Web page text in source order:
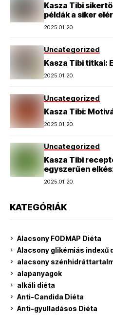
Kasza Tibi
példák a siker
2025.01.20.
Uncategorized
Kasza Tibi titkai:
2025.01.20.
Uncategorized
Kasza Tibi:
2025.01.20.
Uncategorized
Kasza Tibi
egyszerűen
2025.01.20.
KATEGÓRIÁK
Alacsony FODMAP Diéta
Alacsony glikémiás indexű
alacsony
alapanyagok
alkáli diéta
Anti-Candida Diéta
Anti-gyulladásos Diéta